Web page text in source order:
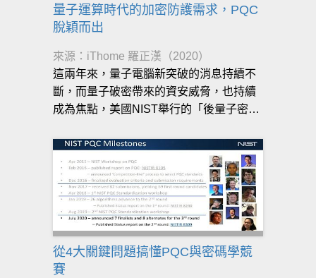
量子運算時代的加密防護需求，PQC
脫穎而出
來源：iThome 羅正漢（2020）
這兩年來，量子電腦新突破的消息持續不
斷，而量子破密帶來的資安威脅，也持續
成為焦點，美國NIST舉行的「後量子密碼
出可以不受量子電腦威脅的新密碼系統，
成為全球新的標準
從4大關鍵問題搞懂PQC與密碼學競
賽